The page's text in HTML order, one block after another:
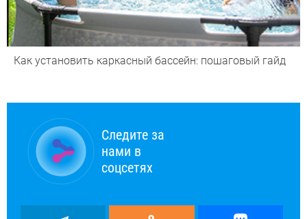
Как установить каркасный бассейн: пошаговый гайд
Следите за
нами в
соцсетях